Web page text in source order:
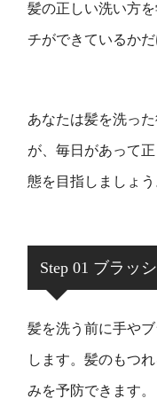
髪の正しい洗い方
チができているか
あなたは髪を洗っ
が、毎日があって
態を目指しましょう
Step 01 ブラッ
髪を洗う前に手や
します。髪のもつ
みを予防できます。